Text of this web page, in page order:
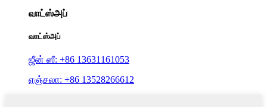
வாட்ஸ்அப்
வாட்ஸ்அப்
ஜீன் ஸீ: +86 13631161053
ஏஞ்சலா: +86 13528266612